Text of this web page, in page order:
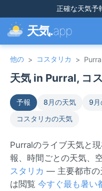
正確な天気予
天気.app
他の > コスタリカ >
天気 in Purral, コ
予報 8月の天気 9月
コスタリカの天気
Purralのライブ天気と
報、時間ごとの天気、
スタリカ — 主要都市の
は閲覧 今すぐ最も暑い